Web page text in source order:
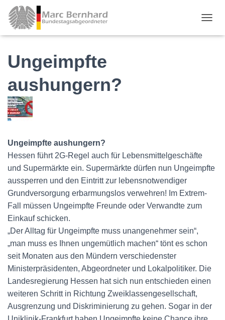
Ungeimpfte
aushungern?
Ungeimpfte aushungern?
Hessen führt 2G-Regel auch für Lebensmittelgeschäfte
und Supermärkte ein. Supermärkte dürfen nun Ungeimpfte
aussperren und den Eintritt zur lebensnotwendiger
Grundversorgung erbarmungslos verwehren! Im Extrem-
Fall müssen Ungeimpfte Freunde oder Verwandte zum
Einkauf schicken.
„Der Alltag für Ungeimpfte muss unangenehmer sein“,
„man muss es Ihnen ungemütlich machen“ tönt es schon
seit Monaten aus den Mündern verschiedenster
Ministerpräsidenten, Abgeordneter und Lokalpolitiker. Die
Landesregierung Hessen hat sich nun entschieden einen
weiteren Schritt in Richtung Zweiklassengesellschaft,
Ausgrenzung und Diskriminierung zu gehen. Sogar in der